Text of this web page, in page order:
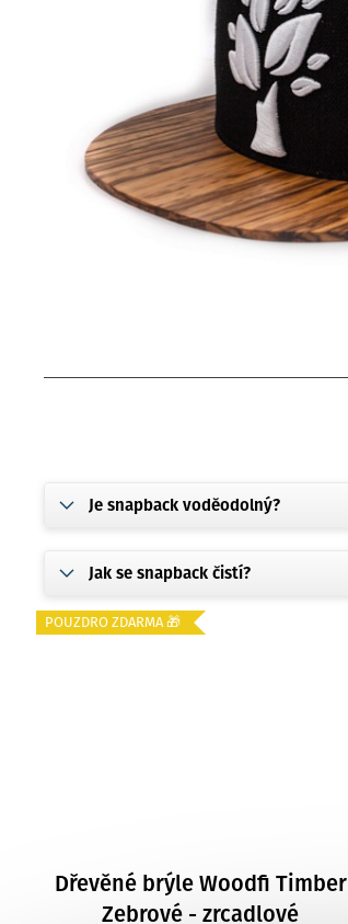
Je snapback voděodolný?
Jak se snapback čistí?
POUZDRO ZDARMA 🎁
Dřevěné brýle Woodfi Timber
Zebrové - zrcadlové